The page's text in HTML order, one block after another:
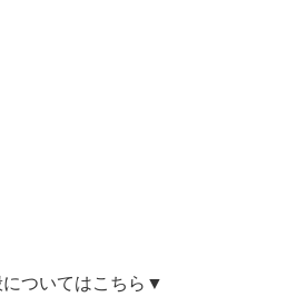
ついてはこちら▼